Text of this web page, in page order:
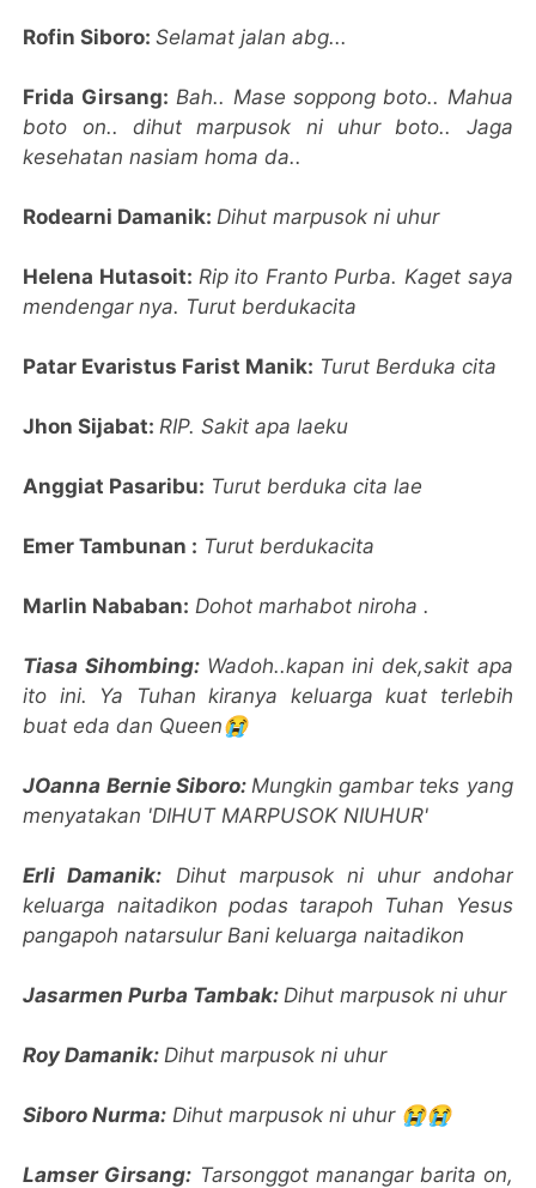
Rofin Siboro:Selamat jalan abg...
Frida Girsang: Bah.. Mase soppong boto.. Mahua
boto on.. dihut marpusok ni uhur boto.. Jaga
kesehatan nasiam homa da..
Rodearni Damanik: Dihut marpusok ni uhur
Helena Hutasoit: Rip ito Franto Purba. Kaget saya
mendengar nya. Turut berdukacita
Patar Evaristus Farist Manik: Turut Berduka cita
Jhon Sijabat: RIP. Sakit apa laeku
Anggiat Pasaribu: Turut berduka cita lae
Emer Tambunan : Turut berdukacita
Marlin Nababan: Dohot marhabot niroha .
Tiasa Sihombing: Wadoh..kapan ini dek,sakit apa
ito ini. Ya Tuhan kiranya keluarga kuat terlebih
buat eda dan Queen😭
JOanna Bernie Siboro: Mungkin gambar teks yang
menyatakan 'DIHUT MARPUSOK NIUHUR'
Erli Damanik: Dihut marpusok ni uhur andohar
keluarga naitadikon podas tarapoh Tuhan Yesus
pangapoh natarsulur Bani keluarga naitadikon
Jasarmen Purba Tambak: Dihut marpusok ni uhur
Roy Damanik: Dihut marpusok ni uhur
Siboro Nurma: Dihut marpusok ni uhur 😭😭
Lamser Girsang: Tarsonggot manangar barita on,